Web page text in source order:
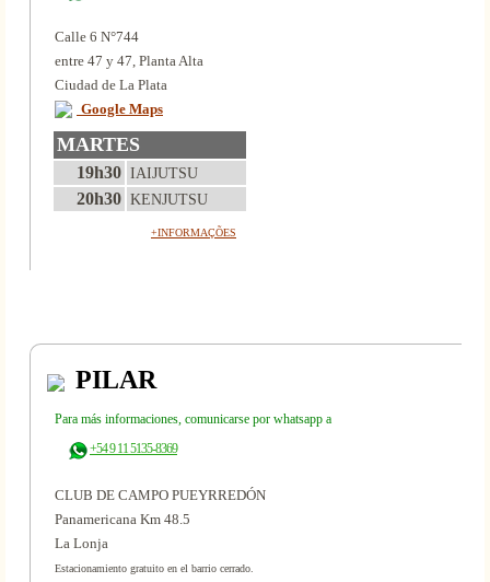
Calle 6 N°744
entre 47 y 47, Planta Alta
Ciudad de La Plata
Google Maps
MARTES
19h30 IAIJUTSU
20h30 KENJUTSU
+INFORMAÇÕES
PILAR
Para más informaciones, comunicarse por whatsapp a
+54 9 11 5135-8369
CLUB DE CAMPO PUEYRREDÓN
Panamericana Km 48.5
La Lonja
Estacionamiento gratuito en el barrio cerrado.